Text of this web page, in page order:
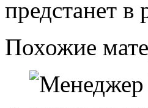
предстанет
Похожие